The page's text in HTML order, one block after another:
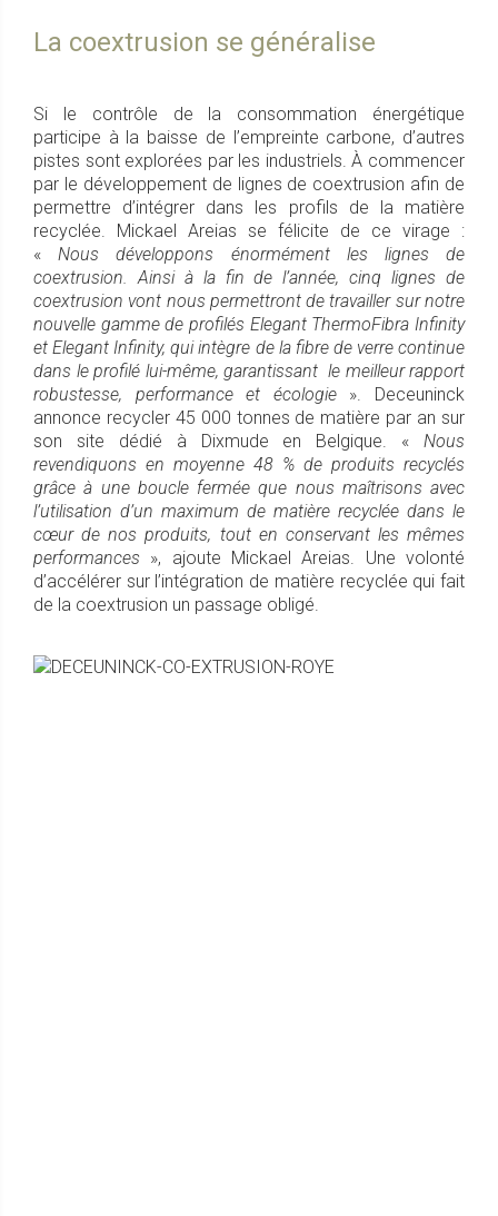
La coextrusion se généralise
Si le contrôle de la consommation énergétique
participe à la baisse de l’empreinte carbone, d’autres
pistes sont explorées par les industriels. À commencer
par le développement de lignes de coextrusion afin de
permettre d’intégrer dans les profils de la matière
recyclée. Mickael Areias se félicite de ce virage :
«Nous développons énormément les lignes de
coextrusion. Ainsi à la fin de l’année, cinq lignes de
coextrusion vont nous permettront de travailler sur notre
nouvelle gamme de profilés Elegant ThermoFibra Infinity
et Elegant Infinity, qui intègre de la fibre de verre continue
dans le profilé lui-même, garantissant le meilleur rapport
robustesse, performance et écologie ». Deceuninck
annonce recycler 45 000 tonnes de matière par an sur
son site dédié à Dixmude en Belgique. « Nous
revendiquons en moyenne 48 % de produits recyclés
grâce à une boucle fermée que nous maîtrisons avec
l’utilisation d’un maximum de matière recyclée dans le
cœur de nos produits, tout en conservant les mêmes
performances », ajoute Mickael Areias. Une volonté
d’accélérer sur l’intégration de matière recyclée qui fait
de la coextrusion un passage obligé.